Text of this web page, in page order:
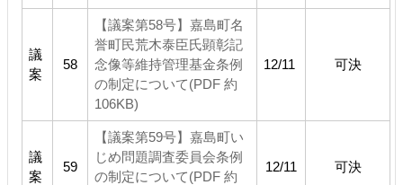
議
案
58
【議案第58号】嘉島町名
誉町民荒木泰臣氏顕彰記
念像等維持管理基金条例
の制定について(PDF 約
106KB)
12/11 可決
議
案
59
【議案第59号】嘉島町い
じめ問題調査委員会条例
の制定について(PDF 約
12/11 可決